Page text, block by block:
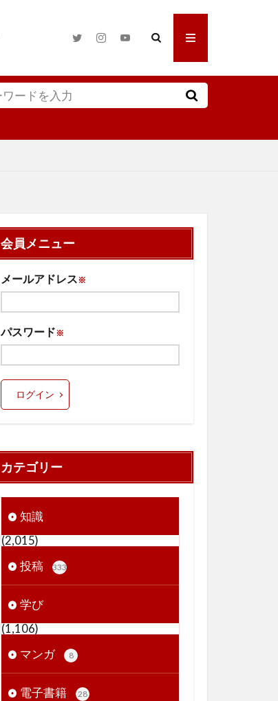
会員メニュー
メールアドレス※
パスワード※
ログイン
カテゴリー
知識
(2,015)
投稿
333
学び
(1,106)
マンガ
8
電子書籍 28